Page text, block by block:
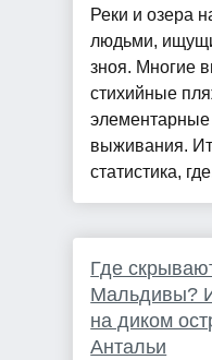
Реки и озера
людьми,
зноя. Многие
стихийные
выживания.
статистика,
Где
Мальдивы?
на диком
Антальи